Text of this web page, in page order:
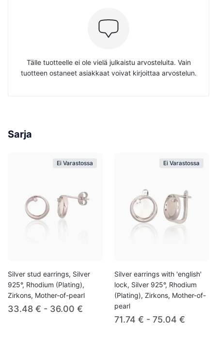
Tälle tuotteelle ei ole vielä julkaistu arvosteluita. Vain
tuotteen ostaneet asiakkaat voivat kirjoittaa arvostelun.
Sarja
Ei Varastossa
Silver stud earrings, Silver
925°, Rhodium (Plating),
Zirkons, Mother-of-pearl
33.48 € - 36.00 €
Ei Varastossa
Silver earrings with 'english'
lock, Silver 925°, Rhodium
(Plating), Zirkons, Mother-of-
pearl
71.74 € - 75.04 €